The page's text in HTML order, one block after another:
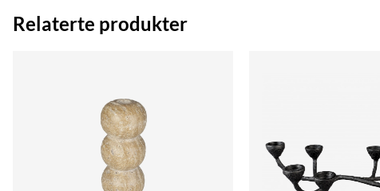
Relaterte produkter